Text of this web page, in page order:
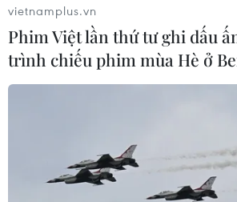
vietnamplus.vn
Phim Việt lần thứ tư ghi dấu
trình chiếu phim mùa Hè ở